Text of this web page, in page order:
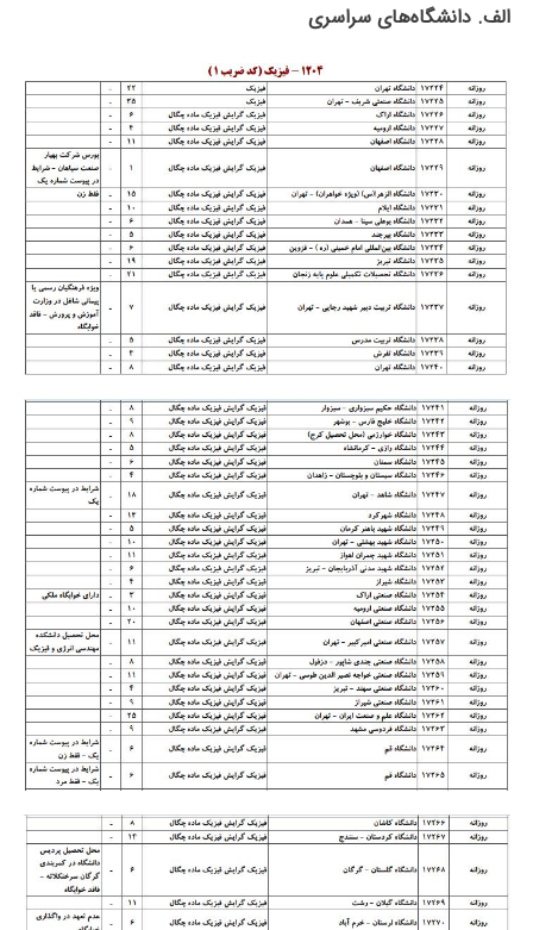
الف. دانشگاه‌های سراسری